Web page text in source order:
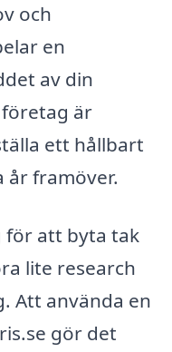
och
en
av din
är
ett hållbart
år framöver.
för att byta tak
lite research
Att använda en
gör det